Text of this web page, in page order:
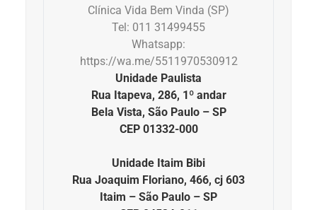
Beleza e Cosmética
Clínica Vida Bem Vinda (SP)
Tel: 011 31499455
Whatsapp:
https://wa.me/5511970530912
Unidade Paulista
Rua Itapeva, 286, 1º andar
Bela Vista, São Paulo – SP
CEP 01332-000
Unidade Itaim Bibi
Rua Joaquim Floriano, 466, cj 603
Itaim – São Paulo – SP